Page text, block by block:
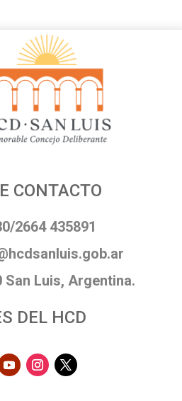
CONTACTO
2664 435891
San Luis, Argentina.
DEL HCD